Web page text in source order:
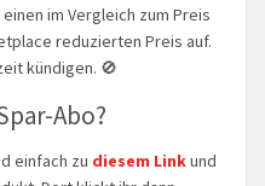
im Vergleich zum Preis
reduzierten Preis auf.
kündigen. 🚫
Abo?
einfach zu diesem Linkund